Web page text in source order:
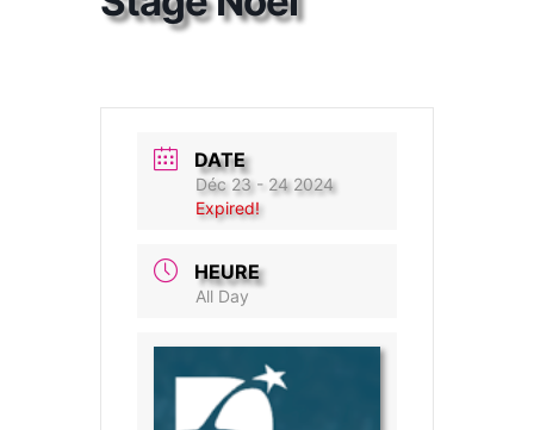
DATE
Déc 23 - 24 2024
Expired!
HEURE
All Day